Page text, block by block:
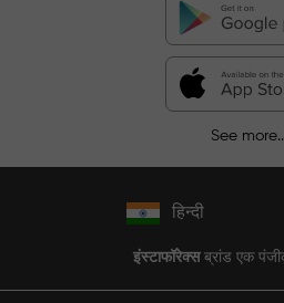
See
हिन्दी
इंस्टाफॉरेक्सब्रांड एक